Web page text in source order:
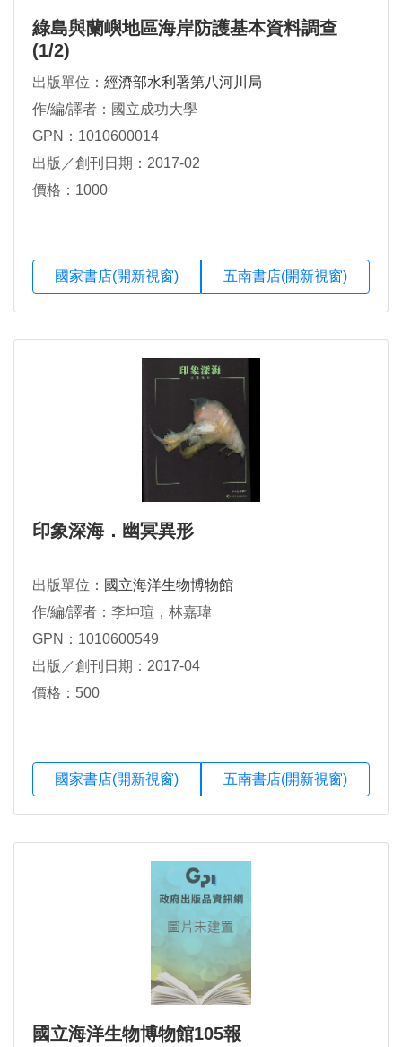
綠島與蘭嶼地區海岸防護基本資料調查
(1/2)
出版單位： 經濟部水利署第八河川局
作/編/譯者：國立成功大學
GPN：1010600014
出版／創刊日期：2017-02
價格：1000
國家書店(開新視窗) 五南書店(開新視窗)
印象深海．幽冥異形
出版單位： 國立海洋生物博物館
作/編/譯者：李坤瑄，林嘉瑋
GPN：1010600549
出版／創刊日期：2017-04
價格：500
國家書店(開新視窗) 五南書店(開新視窗)
國立海洋生物博物館105報